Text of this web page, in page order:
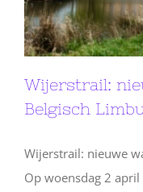
Wijerstrail:
Belgisch
Wijerstrail: nieuwe
Op woensdag 2